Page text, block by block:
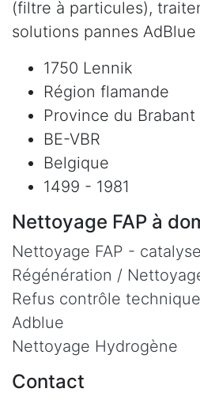
(filtre à particules),
solutions pannes AdBlue
1750 Lennik
Région flamande
Province du Brabant
BE-VBR
Belgique
1499 - 1981
Nettoyage FAP à
Nettoyage FAP -
Régénération /
Refus contrôle technique
Adblue
Nettoyage Hydrogène
Contact